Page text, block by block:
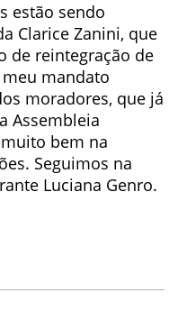
estão sendo
Clarice Zanini, que
de reintegração de
mandato
moradores, que já
Assembleia
bem na
Seguimos na
Luciana Genro.